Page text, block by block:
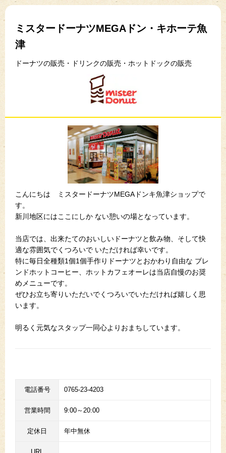
ミスタードーナツMEGAドン・キホーテ魚
津
ドーナツの販売・ドリンクの販売・ホットドックの販売
こんにちは ミスタードーナツMEGAドンキ魚津ショップで
す。
新川地区にはここにしか ない憩いの場となっています。
当店では、出来たてのおいしいドーナツと飲み物、そして快
適な雰囲気でくつろいで いただければ幸いです。
特に毎日全種類1個1個手作りドーナツとおかわり自由な ブレ
ンドホットコーヒー、ホットカフェオーレは当店自慢のお奨
めメニューです。
ぜひお立ち寄りいただいでくつろいでいただければ嬉しく思
います。
明るく元気なスタップ一同心よりおまちしています。
電話番号 0765-23-4203
営業時間 9:00～20:00
定休日 年中無休